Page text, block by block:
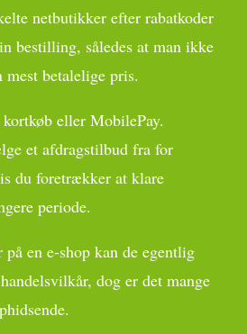
netbutikker efter rabatkoder
bestilling, således at man ikke
betalelige pris.
eller MobilePay.
et afdragstilbud fra for
du foretrækker at klare
periode.
en e-shop kan de egentlig
dog er det mange